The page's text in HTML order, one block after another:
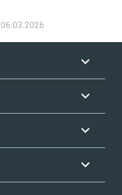
06.03.2026